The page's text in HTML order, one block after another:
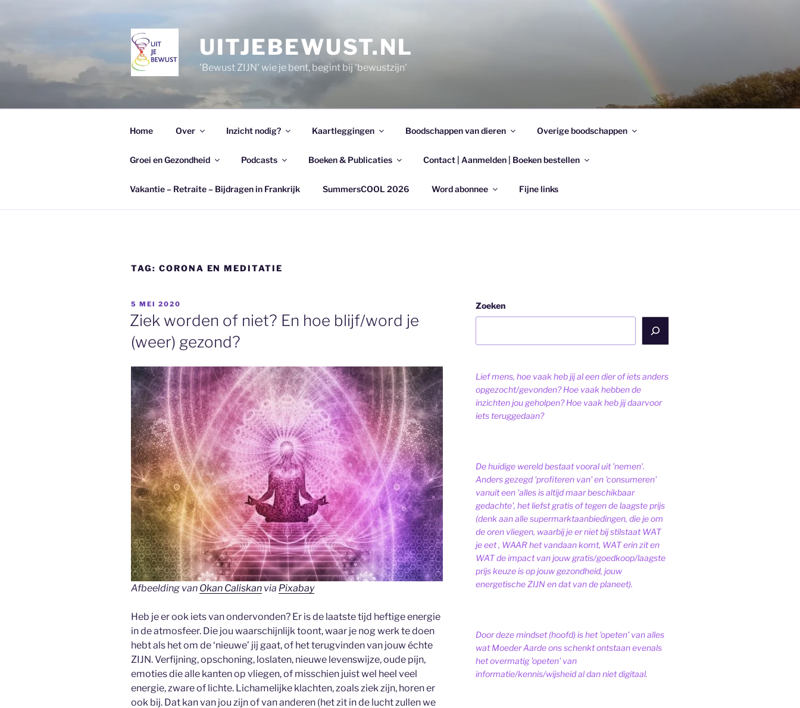
UITJEBEWUST.NL
'Bewust ZIJN' wie je bent, begint bij 'bewustzijn'
Home Over Inzicht nodig? Kaartleggingen Boodschappen van dieren Overige boodschappen
Groei en Gezondheid Podcasts Boeken & Publicaties Contact | Aanmelden | Boeken bestellen
Vakantie – Retraite – Bijdragen in Frankrijk SummersCOOL 2026 Word abonnee Fijne links
TAG: CORONA EN MEDITATIE
GEPLAATST
OP
5 MEI 2020
Ziek worden of niet? En hoe blijf/word je
(weer) gezond?
Afbeelding van Okan Caliskan via Pixabay
Heb je er ook iets van ondervonden? Er is de laatste tijd heftige energie
in de atmosfeer. Die jou waarschijnlijk toont, waar je nog werk te doen
hebt als het om de ‘nieuwe’ jij gaat, of het terugvinden van jouw échte
ZIJN. Verfijning, opschoning, loslaten, nieuwe levenswijze, oude pijn,
emoties die alle kanten op vliegen, of misschien juist wel heel veel
energie, zware of lichte. Lichamelijke klachten, zoals ziek zijn, horen er
ook bij. Dat kan van jou zijn of van anderen (het zit in de lucht zullen we
Zoeken
Lief mens, hoe vaak heb jij al een dier of iets anders
opgezocht/gevonden? Hoe vaak hebben de
inzichten jou geholpen? Hoe vaak heb jij daarvoor
iets teruggedaan?
De huidige wereld bestaat vooral uit 'nemen'.
Anders gezegd 'profiteren van' en 'consumeren'
vanuit een 'alles is altijd maar beschikbaar
gedachte', het liefst gratis of tegen de laagste prijs
(denk aan alle supermarktaanbiedingen, die je om
de oren vliegen, waarbij je er niet bij stilstaat WAT
je eet , WAAR het vandaan komt, WAT erin zit en
WAT de impact van jouw gratis/goedkoop/laagste
prijs keuze is op jouw gezondheid, jouw
energetische ZIJN en dat van de planeet).
Door deze mindset (hoofd) is het 'opeten' van alles
wat Moeder Aarde ons schenkt ontstaan evenals
het overmatig 'opeten' van
informatie/kennis/wijsheid al dan niet digitaal.